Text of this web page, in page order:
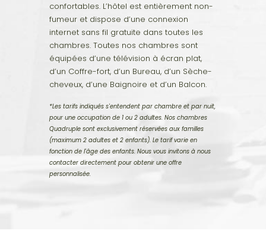
confortables. L’hôtel est entièrement non-
fumeur et dispose d’une connexion
internet sans fil gratuite dans toutes les
chambres. Toutes nos chambres sont
équipées d’une télévision à écran plat,
d’un Coffre-fort, d’un Bureau, d’un Sèche-
cheveux, d’une Baignoire et d’un Balcon.
*Les tarifs indiqués s'entendent par chambre et par nuit,
pour une occupation de 1 ou 2 adultes. Nos chambres
Quadruple sont exclusivement réservées aux familles
(maximum 2 adultes et 2 enfants). Le tarif varie en
fonction de l'âge des enfants. Nous vous invitons à nous
contacter directement pour obtenir une offre
personnalisée.